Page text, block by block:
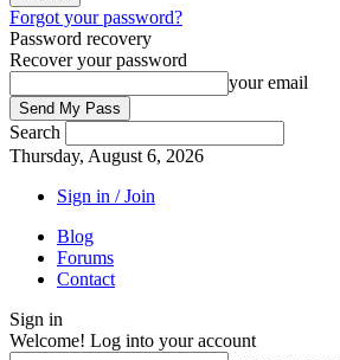
Forgot your password?
Password recovery
Recover your password
your email
Search
Thursday, August 6, 2026
Sign in / Join
Blog
Forums
Contact
Sign in
Welcome! Log into your account